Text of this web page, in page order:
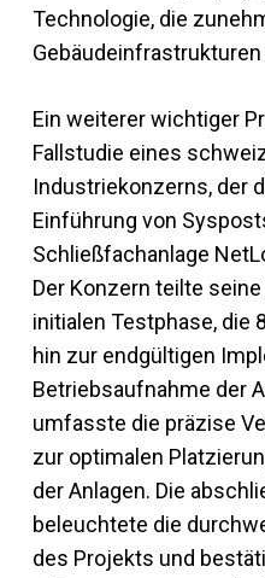
Technologie, die
Ein weiterer wichtiger
Fallstudie eines
Industriekonzerns, der
Einführung von
Schließfachanlage
Der Konzern teilte
initialen Testphase, die
hin zur endgültigen
Betriebsaufnahme der
umfasste die präzise
zur optimalen
der Anlagen. Die
beleuchtete die
des Projekts und